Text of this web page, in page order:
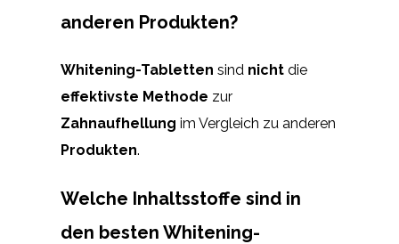
anderen Produkten?
Whitening-Tabletten sind nicht die
effektivste Methode zur
Zahnaufhellung im Vergleich zu anderen
Produkten.
Welche Inhaltsstoffe sind in
den besten Whitening-